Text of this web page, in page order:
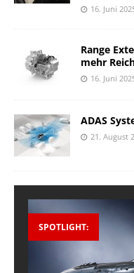
16. Juni
Range
mehr
16. Juni
ADAS
21. August
SPOTLIGHT: